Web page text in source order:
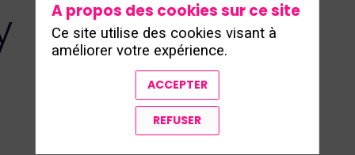
A propos des cookies sur ce site
Ce site utilise des cookies visant à
améliorer votre expérience.
ACCEPTER
REFUSER